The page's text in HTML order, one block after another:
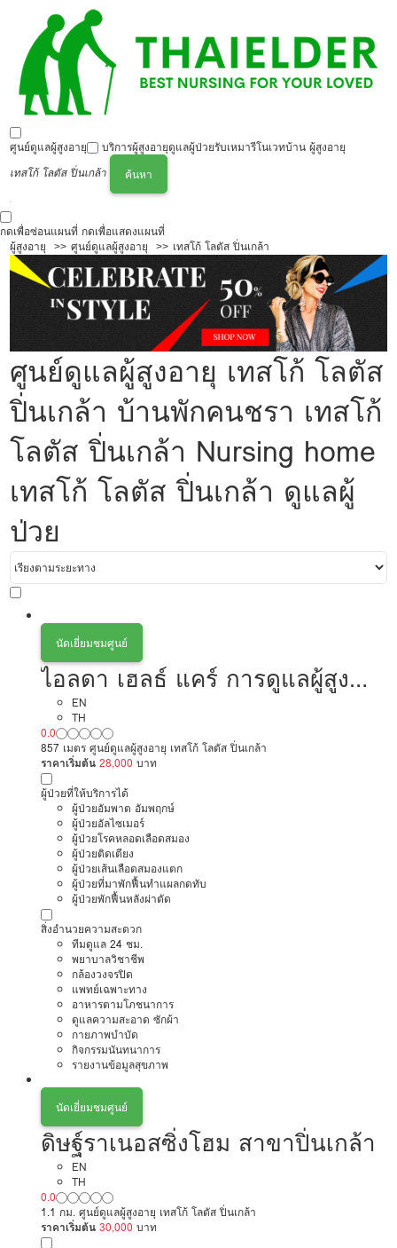
ศูนย์ดูแลผู้สูงอายุ บริการผู้สูงอายุดูแลผู้ป่วยรับเหมารีโนเวทบ้าน ผู้สูงอายุ
เทสโก้ โลตัส ปิ่นเกล้า
ค้นหา
กดเพื่อซ่อนแผนที่ กดเพื่อแสดงแผนที่
ผู้สูงอายุ
ศูนย์ดูแลผู้สูงอายุ เทสโก้ โลตัส ปิ่นเกล้า
ศูนย์ดูแลผู้สูงอายุ เทสโก้ โลตัส
ปิ่นเกล้า บ้านพักคนชรา เทสโก้
โลตัส ปิ่นเกล้า Nursing home
เทสโก้ โลตัส ปิ่นเกล้า ดูแลผู้
ป่วย
นัดเยี่ยมชมศูนย์
ไอลดา เฮลธ์ แคร์ การดูแลผู้สูง
อายุหรือผู้มีภาวะพึ่งพิง
EN
TH
0.0
857 เมตร ศูนย์ดูแลผู้สูงอายุ เทสโก้ โลตัส ปิ่นเกล้า
ราคาเริ่มต้น 28,000 บาท
ผู้ป่วยที่ให้บริการได้
ผู้ป่วยอัมพาต อัมพฤกษ์
ผู้ป่วยอัลไซเมอร์
ผู้ป่วยโรคหลอดเลือดสมอง
ผู้ป่วยติดเตียง
ผู้ป่วยเส้นเลือดสมองแตก
ผู้ป่วยที่มาพักฟื้นทำแผลกดทับ
ผู้ป่วยพักฟื้นหลังผ่าตัด
สิ่งอำนวยความสะดวก
ทีมดูแล 24 ชม.
พยาบาลวิชาชีพ
กล้องวงจรปิด
แพทย์เฉพาะทาง
อาหารตามโภชนาการ
ดูแลความสะอาด ซักผ้า
กายภาพบำบัด
กิจกรรมนันทนาการ
รายงานข้อมูลสุขภาพ
นัดเยี่ยมชมศูนย์
ดิษฐ์ราเนอสซิ่งโฮม สาขาปิ่นเกล้า
EN
TH
0.0
1.1 กม. ศูนย์ดูแลผู้สูงอายุ เทสโก้ โลตัส ปิ่นเกล้า
ราคาเริ่มต้น 30,000 บาท